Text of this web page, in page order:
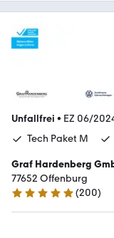
Unfallfrei • EZ 06/
Tech Paket M
Graf Hardenberg
77652 Offenburg
4.8 Sterne
(200)